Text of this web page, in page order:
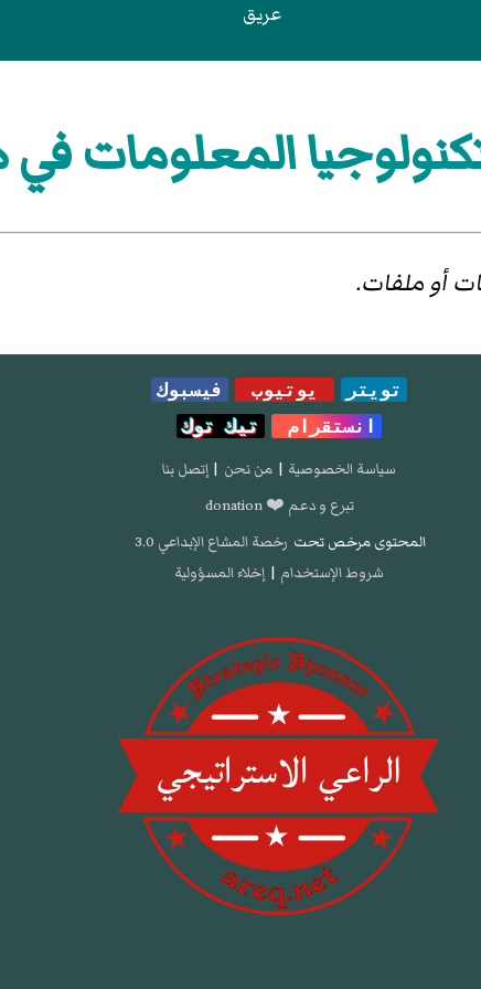
عريق
المعلومات
أو ملفات.
تويتر يوتيوب
فيسبوك
انستقرام
تيك توك
سياسة الخصوصية | من نحن | إتصل بنا
تبرع و دعم ❤️ donation
المحتوى مرخص تحت رخصة المشاع الإبداعي 3.0
شروط الإستخدام | إخلاء المسؤولية